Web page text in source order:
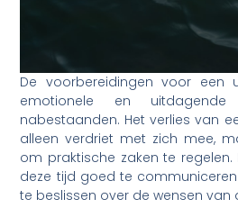
De voorbereidingen voor een
emotionele en
nabestaanden. Het verlies van
alleen verdriet met zich mee,
om praktische zaken te
deze tijd goed te
te beslissen over de wensen van